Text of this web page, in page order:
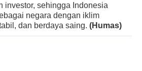
investor, sehingga Indonesia
negara dengan iklim
dan berdaya saing. (Humas)